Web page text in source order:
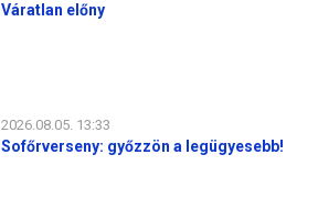
Váratlan előny
2026.08.05. 13:33
Sofőrverseny: győzzön a legügyesebb!